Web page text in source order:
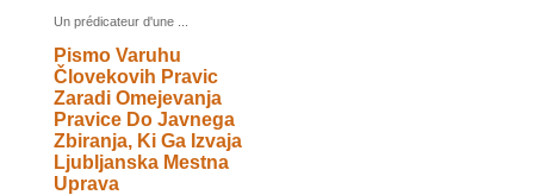
Un prédicateur d'une ...
Pismo Varuhu
Človekovih Pravic
Zaradi Omejevanja
Pravice Do Javnega
Zbiranja, Ki Ga Izvaja
Ljubljanska Mestna
Uprava